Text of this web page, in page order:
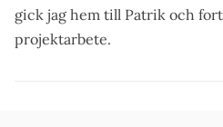
gick jag hem till Patrik och
projektarbete.